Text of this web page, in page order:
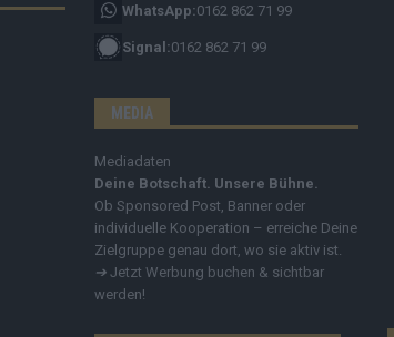
WhatsApp:0162 862 71 99
Signal:0162 862 71 99
MEDIA
Mediadaten
Deine Botschaft. Unsere Bühne.
Ob Sponsored Post, Banner oder
individuelle Kooperation – erreiche Deine
Zielgruppe genau dort, wo sie aktiv ist.
➔ Jetzt Werbung buchen & sichtbar
werden!